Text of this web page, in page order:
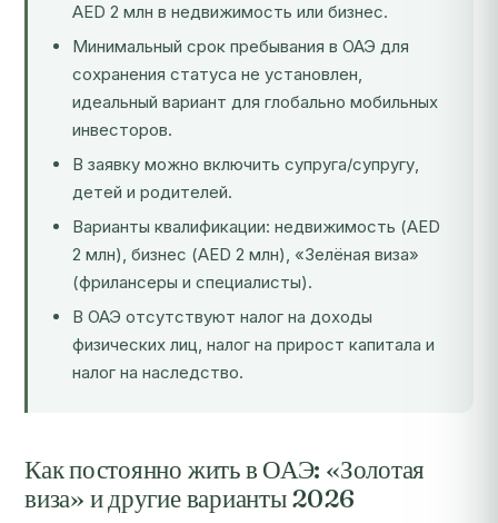
AED 2 млн в недвижимость или бизнес.
Минимальный срок пребывания в ОАЭ для
сохранения статуса не установлен,
идеальный вариант для глобально мобильных
инвесторов.
В заявку можно включить супруга/супругу,
детей и родителей.
Варианты квалификации: недвижимость (AED
2 млн), бизнес (AED 2 млн), «Зелёная виза»
(фрилансеры и специалисты).
В ОАЭ отсутствуют налог на доходы
физических лиц, налог на прирост капитала и
налог на наследство.
Как постоянно жить в ОАЭ: «Золотая
виза» и другие варианты 2026